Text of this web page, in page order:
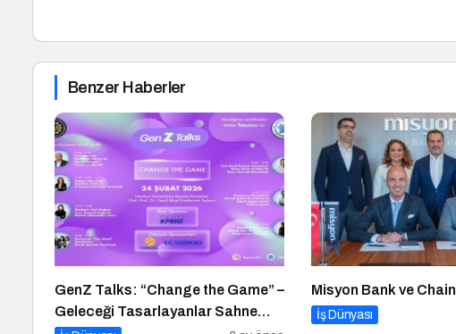
Benzer Haberler
GenZ Talks: “Change the Game” –
Geleceği Tasarlayanlar Sahne
Misyon Bank ve
İş Dünyası